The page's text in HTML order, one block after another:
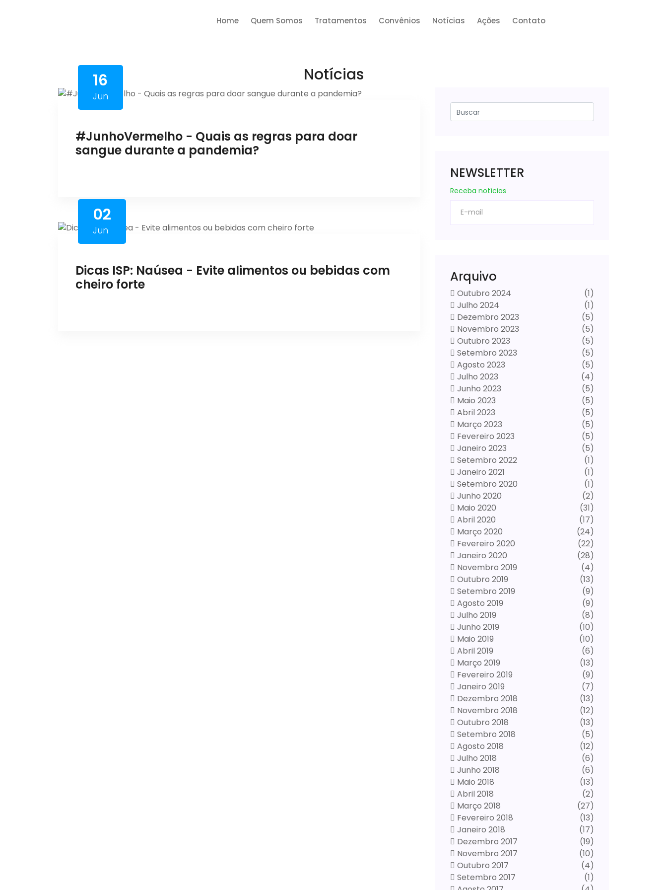
Home Quem Somos Tratamentos Convênios Notícias Ações Contato
Notícias
16
Jun
#JunhoVermelho - Quais as regras para doar
sangue durante a pandemia?
02
Jun
Dicas ISP: Naúsea - Evite alimentos ou bebidas com
cheiro forte
NEWSLETTER
Receba notícias
Arquivo
Outubro 2024
(1)
Julho 2024
(1)
Dezembro 2023
(5)
Novembro 2023
(5)
Outubro 2023
(5)
Setembro 2023
(5)
Agosto 2023
(5)
Julho 2023
(4)
Junho 2023
(5)
Maio 2023
(5)
Abril 2023
(5)
Março 2023
(5)
Fevereiro 2023
(5)
Janeiro 2023
(5)
Setembro 2022
(1)
Janeiro 2021
(1)
Setembro 2020
(1)
Junho 2020
(2)
Maio 2020
(31)
Abril 2020
(17)
Março 2020
(24)
Fevereiro 2020
(22)
Janeiro 2020
(28)
Novembro 2019
(4)
Outubro 2019
(13)
Setembro 2019
(9)
Agosto 2019
(9)
Julho 2019
(8)
Junho 2019
(10)
Maio 2019
(10)
Abril 2019
(6)
Março 2019
(13)
Fevereiro 2019
(9)
Janeiro 2019
(7)
Dezembro 2018
(13)
Novembro 2018
(12)
Outubro 2018
(13)
Setembro 2018
(5)
Agosto 2018
(12)
Julho 2018
(6)
Junho 2018
(6)
Maio 2018
(13)
Abril 2018
(2)
Março 2018
(27)
Fevereiro 2018
(13)
Janeiro 2018
(17)
Dezembro 2017
(19)
Novembro 2017
(10)
Outubro 2017
(4)
Setembro 2017
(1)